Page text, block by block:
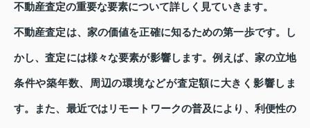
不動産査定の重要な要素について詳しく見ていきます。
不動産査定は、家の価値を正確に知るための第一歩です。し
かし、査定には様々な要素が影響します。例えば、家の立地
条件や築年数、周辺の環境などが査定額に大きく影響しま
す。また、最近ではリモートワークの普及により、利便性の